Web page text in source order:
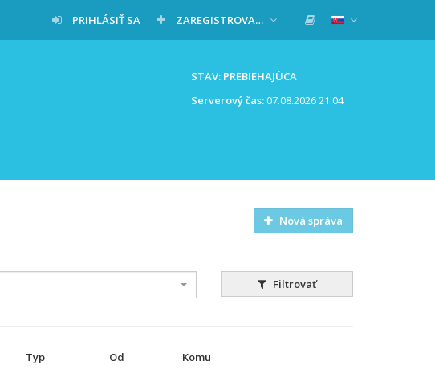
PRIHLÁSIŤ SA ZAREGISTROVAŤ SA
STAV: PREBIEHAJÚCA
Serverový čas:07.08.2026 21:04
Nová správa
Filtrovať
Typ Od Komu